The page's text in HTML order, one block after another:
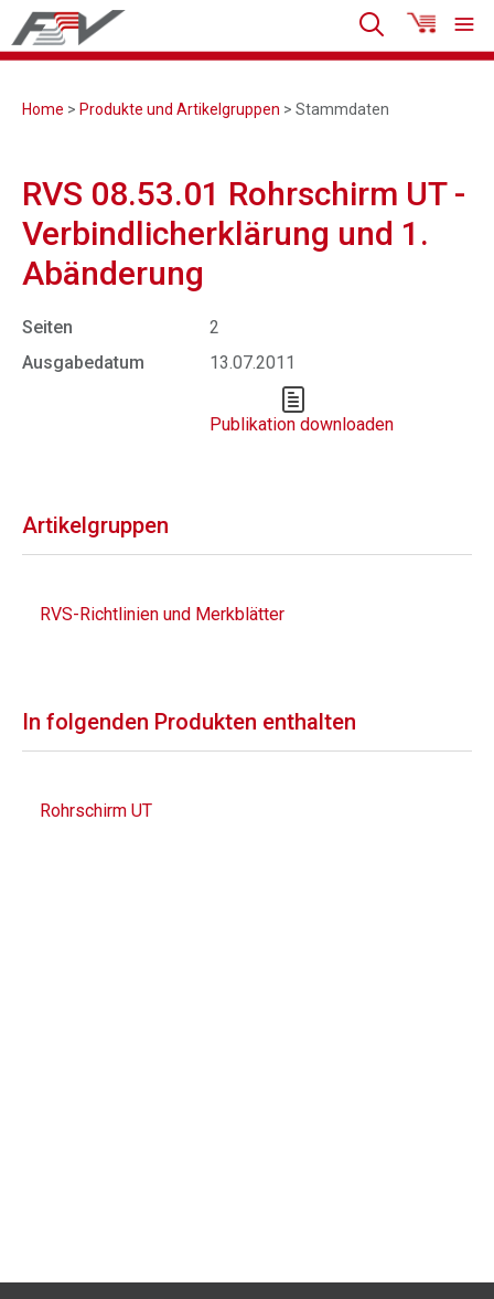
Home > Produkte und Artikelgruppen > Stammdaten
RVS 08.53.01 Rohrschirm UT -
Verbindlicherklärung und 1.
Abänderung
Seiten
2
Ausgabedatum
13.07.2011
Publikation downloaden
Artikelgruppen
RVS-Richtlinien und Merkblätter
In folgenden Produkten enthalten
Rohrschirm UT